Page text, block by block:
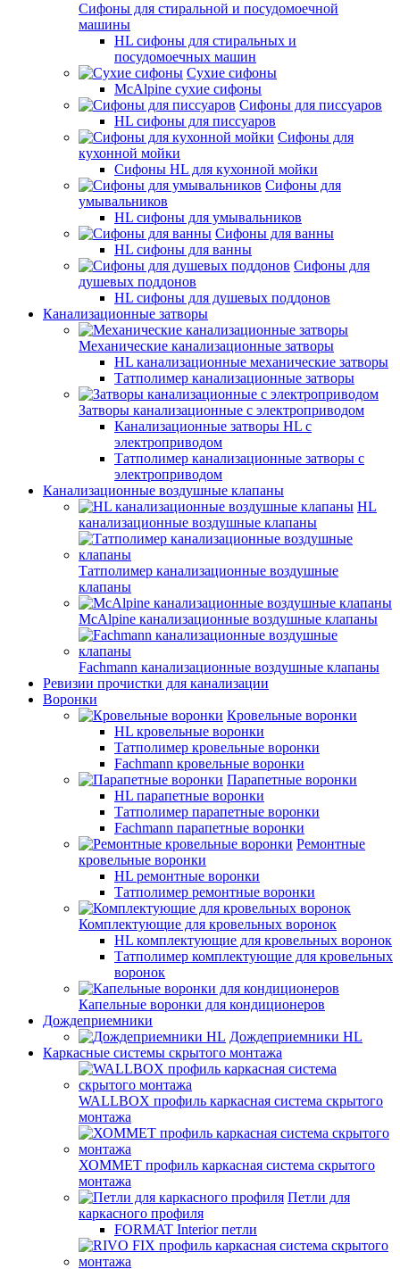
Сифоны для стиральной и посудомоечной
машины
HL сифоны для стиральных и
посудомоечных машин
Сухие сифоны
McAlpine сухие сифоны
Сифоны для писсуаров
HL сифоны для писсуаров
Сифоны для
кухонной мойки
Сифоны HL для кухонной мойки
Сифоны для
умывальников
HL сифоны для умывальников
Сифоны для ванны
HL сифоны для ванны
Сифоны для
душевых поддонов
HL сифоны для душевых поддонов
Канализационные затворы
Механические канализационные затворы
HL канализационные механические затворы
Татполимер канализационные затворы
Затворы канализационные с электроприводом
Канализационные затворы HL с
электроприводом
Татполимер канализационные затворы с
электроприводом
Канализационные воздушные клапаны
HL
канализационные воздушные клапаны
Татполимер канализационные воздушные
клапаны
McAlpine канализационные воздушные клапаны
Fachmann канализационные воздушные клапаны
Ревизии прочистки для канализации
Воронки
Кровельные воронки
HL кровельные воронки
Татполимер кровельные воронки
Fachmann кровельные воронки
Парапетные воронки
HL парапетные воронки
Татполимер парапетные воронки
Fachmann парапетные воронки
Ремонтные
кровельные воронки
HL ремонтные воронки
Татполимер ремонтные воронки
Комплектующие для кровельных воронок
HL комплектующие для кровельных воронок
Татполимер комплектующие для кровельных
воронок
Капельные воронки для кондиционеров
Дождеприемники
Дождеприемники HL
Каркасные системы скрытого монтажа
WALLBOX профиль каркасная система скрытого
монтажа
ХОММЕТ профиль каркасная система скрытого
монтажа
Петли для
каркасного профиля
FORMAT Interior петли